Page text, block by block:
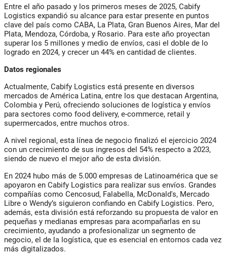
Entre el año pasado y los primeros meses de 2025, Cabify
Logistics expandió su alcance para estar presente en puntos
clave del país como CABA, La Plata, Gran Buenos Aires, Mar del
Plata, Mendoza, Córdoba, y Rosario. Para este año proyectan
superar los 5 millones y medio de envíos, casi el doble de lo
logrado en 2024, y crecer un 44% en cantidad de clientes.
Datos regionales
Actualmente, Cabify Logistics está presente en diversos
mercados de América Latina, entre los que destacan Argentina,
Colombia y Perú, ofreciendo soluciones de logística y envíos
para sectores como food delivery, e-commerce, retail y
supermercados, entre muchos otros.
A nivel regional, esta línea de negocio finalizó el ejercicio 2024
con un crecimiento de sus ingresos del 54% respecto a 2023,
siendo de nuevo el mejor año de esta división.
En 2024 hubo más de 5.000 empresas de Latinoamérica que se
apoyaron en Cabify Logistics para realizar sus envíos. Grandes
compañías como Cencosud, Falabella, McDonald's, Mercado
Libre o Wendy’s siguieron confiando en Cabify Logistics. Pero,
además, esta división está reforzando su propuesta de valor en
pequeñas y medianas empresas para acompañarlas en su
crecimiento, ayudando a profesionalizar un segmento de
negocio, el de la logística, que es esencial en entornos cada vez
más digitalizados.